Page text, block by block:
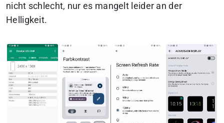
nicht schlecht, nur es mangelt leider an der
Helligkeit.